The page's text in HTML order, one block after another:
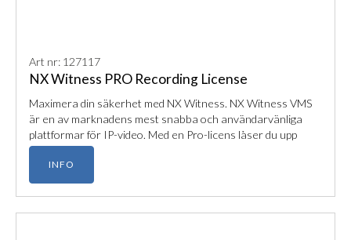
Art nr: 127117
NX Witness PRO Recording License
Maximera din säkerhet med NX Witness. NX Witness VMS
är en av marknadens mest snabba och användarvänliga
plattformar för IP-video. Med en Pro-licens låser du upp
fullständig inspelningskapacitet för en kameraenhet.
INFO